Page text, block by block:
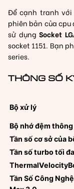
Để cạnh tranh
phiên bản của cpu
sử dụngSocket
socket 1151. Bạn
series.
THÔNG SỐ
Bộ xử lý
Bộ nhớ đệm
Tần số cơ sở của
Tần số turbo tối đa
Tần Số Công